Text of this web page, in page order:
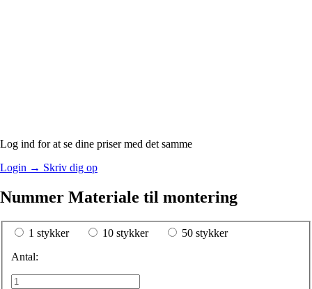
Log ind for at se dine priser med det samme
Login → Skriv dig op
Nummer Materiale til montering
1 stykker 10 stykker
50 stykker
Antal: